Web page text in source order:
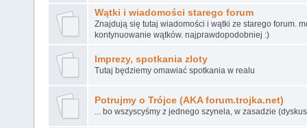
Wątki i wiadomości starego forum
Znajdują się tutaj wiadomości i wątki ze starego forum.
kontynuowanie wątków. najprawdopodobniej :)
Imprezy, spotkania zloty
Tutaj będziemy omawiać spotkania w realu
Potrujmy o Trójce (AKA forum.trojka.net)
... bo wszyscyśmy z jednego szynela, w zasadzie